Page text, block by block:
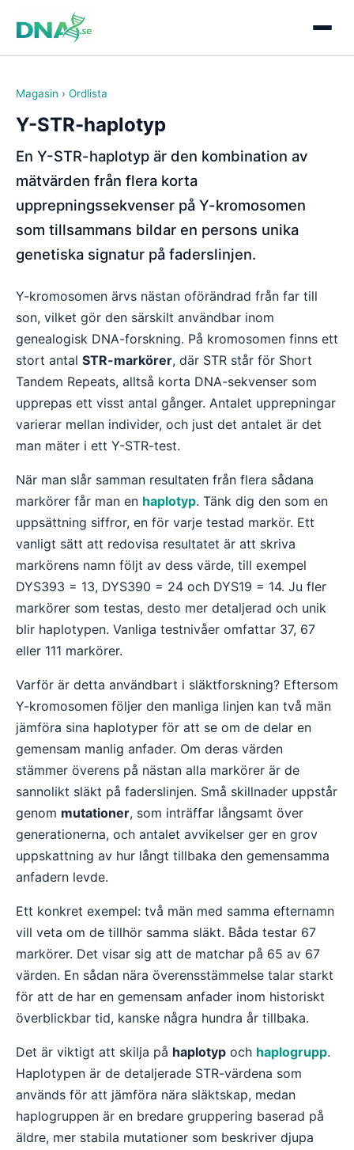
Magasin › Ordlista
Y-STR-haplotyp
En Y-STR-haplotyp är den kombination av
mätvärden från flera korta
upprepningssekvenser på Y-kromosomen
som tillsammans bildar en persons unika
genetiska signatur på faderslinjen.
Y-kromosomen ärvs nästan oförändrad från far till
son, vilket gör den särskilt användbar inom
genealogisk DNA-forskning. På kromosomen finns ett
stort antal STR-markörer, där STR står för Short
Tandem Repeats, alltså korta DNA-sekvenser som
upprepas ett visst antal gånger. Antalet upprepningar
varierar mellan individer, och just det antalet är det
man mäter i ett Y-STR-test.
När man slår samman resultaten från flera sådana
markörer får man en haplotyp. Tänk dig den som en
uppsättning siffror, en för varje testad markör. Ett
vanligt sätt att redovisa resultatet är att skriva
markörens namn följt av dess värde, till exempel
DYS393 = 13, DYS390 = 24 och DYS19 = 14. Ju fler
markörer som testas, desto mer detaljerad och unik
blir haplotypen. Vanliga testnivåer omfattar 37, 67
eller 111 markörer.
Varför är detta användbart i släktforskning? Eftersom
Y-kromosomen följer den manliga linjen kan två män
jämföra sina haplotyper för att se om de delar en
gemensam manlig anfader. Om deras värden
stämmer överens på nästan alla markörer är de
sannolikt släkt på faderslinjen. Små skillnader uppstår
genom mutationer, som inträffar långsamt över
generationerna, och antalet avvikelser ger en grov
uppskattning av hur långt tillbaka den gemensamma
anfadern levde.
Ett konkret exempel: två män med samma efternamn
vill veta om de tillhör samma släkt. Båda testar 67
markörer. Det visar sig att de matchar på 65 av 67
värden. En sådan nära överensstämmelse talar starkt
för att de har en gemensam anfader inom historiskt
överblickbar tid, kanske några hundra år tillbaka.
Det är viktigt att skilja på haplotyp och haplogrupp.
Haplotypen är de detaljerade STR-värdena som
används för att jämföra nära släktskap, medan
haplogruppen är en bredare gruppering baserad på
äldre, mer stabila mutationer som beskriver djupa